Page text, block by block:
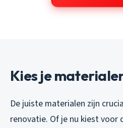
Kies je
De juiste materialen zijn
renovatie. Of je nu kiest voor